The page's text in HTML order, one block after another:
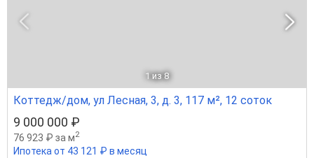
1 из 8
Коттедж/дом, ул Лесная, 3, д. 3, 117 м², 12 соток
9 000 000 ₽
76 923 ₽ за м2
Ипотека от 43 121 ₽ в месяц